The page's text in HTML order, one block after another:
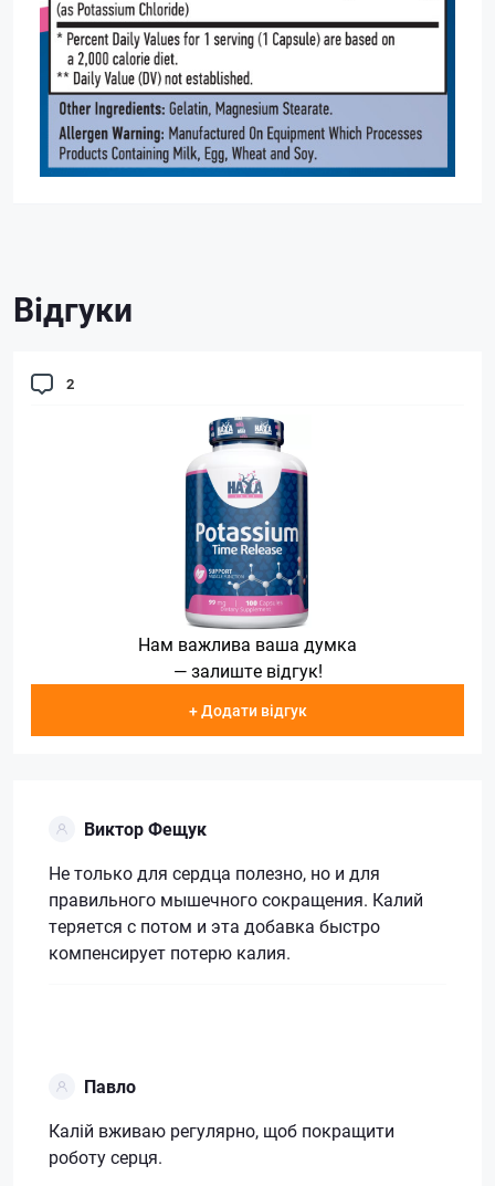
Відгуки
2
Нам важлива ваша думка
— залиште відгук!
+ Додати відгук
Виктор Фещук
Не только для сердца полезно, но и для
правильного мышечного сокращения. Калий
теряется с потом и эта добавка быстро
компенсирует потерю калия.
Павло
Калій вживаю регулярно, щоб покращити
роботу серця.